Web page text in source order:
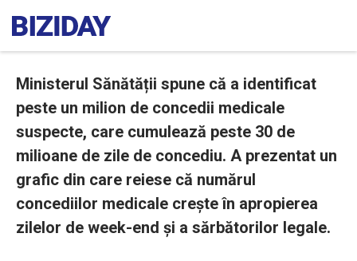
Ministerul Sănătății spune că a identificat
peste un milion de concedii medicale
suspecte, care cumulează peste 30 de
milioane de zile de concediu. A prezentat un
grafic din care reiese că numărul
concediilor medicale crește în apropierea
zilelor de week-end și a sărbătorilor legale.